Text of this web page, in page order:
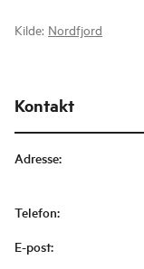
Kilde: Nordfjord
Kontakt
Adresse:
Telefon:
E-post: